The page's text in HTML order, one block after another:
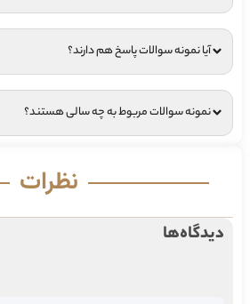
آیا نمونه سوالات پاسخ هم دارند؟
نمونه سوالات مربوط به چه سالی هستند؟
نظرات
دیدگاه‌ها